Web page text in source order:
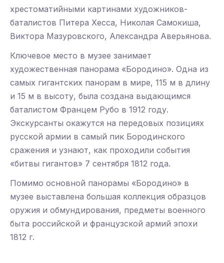
хрестоматийными картинами художников-
баталистов Питера Хесса, Николая Самокиша,
Виктора Мазуровского, Александра Аверьянова.
Ключевое место в музее занимает
художественная панорама «Бородино». Одна из
самых гигантских панорам в мире, 115 м в длину
и 15 м в высоту, была создана выдающимся
баталистом Францем Рубо в 1912 году.
Экскурсанты окажутся на передовых позициях
русской армии в самый пик Бородинского
сражения и узнают, как проходили события
«битвы гигантов» 7 сентября 1812 года.
Помимо основной панорамы «Бородино» в
музее выставлена большая коллекция образцов
оружия и обмундирования, предметы военного
быта российской и французской армий эпохи
1812 г.